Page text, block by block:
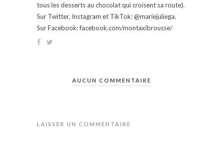
tous les desserts au chocolat qui croisent sa route).
Sur Twitter, Instagram et TikTok: @mariejuliega.
Sur Facebook: facebook.com/montaxibrousse/
AUCUN COMMENTAIRE
LAISSER UN COMMENTAIRE